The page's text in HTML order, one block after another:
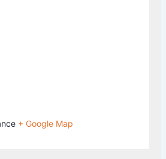
+ Google Map